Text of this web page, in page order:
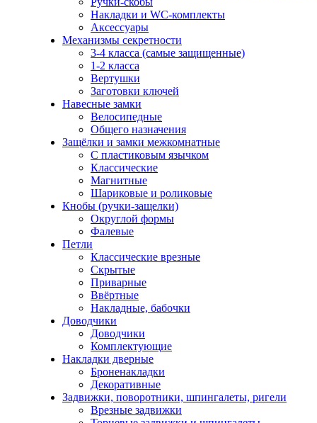
Накладки и WC-комплекты
Аксессуары
Механизмы секретности
3-4 класса (самые защищенные)
1-2 класса
Вертушки
Заготовки ключей
Навесные замки
Велосипедные
Общего назначения
Защёлки и замки межкомнатные
С пластиковым язычком
Классические
Магнитные
Шариковые и роликовые
Кнобы (ручки-защелки)
Округлой формы
Фалевые
Петли
Классические врезные
Скрытые
Приварные
Ввёртные
Накладные, бабочки
Доводчики
Доводчики
Комплектующие
Накладки дверные
Броненакладки
Декоративные
Задвижки, поворотники, шпингалеты, ригели
Врезные задвижки